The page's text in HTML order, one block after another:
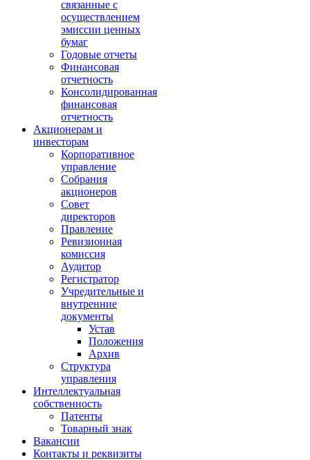
связанные с
осуществлением
эмиссии ценных
бумаг
Годовые отчеты
Финансовая
отчетность
Консолидированная
финансовая
отчетность
Акционерам и
инвесторам
Корпоративное
управление
Собрания
акционеров
Совет
директоров
Правление
Ревизионная
комиссия
Аудитор
Регистратор
Учредительные и
внутренние
документы
Устав
Положения
Архив
Структура
управления
Интеллектуальная
собственность
Патенты
Товарный знак
Вакансии
Контакты и реквизиты